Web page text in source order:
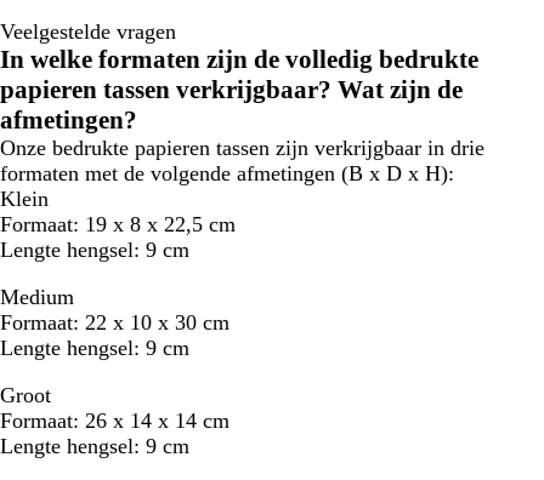
Veelgestelde vragen
In welke formaten zijn de volledig bedrukte
papieren tassen verkrijgbaar? Wat zijn de
afmetingen?
Onze bedrukte papieren tassen zijn verkrijgbaar in drie
formaten met de volgende afmetingen (B x D x H):
Klein
Formaat: 19 x 8 x 22,5 cm
Lengte hengsel: 9 cm
Medium
Formaat: 22 x 10 x 30 cm
Lengte hengsel: 9 cm
Groot
Formaat: 26 x 14 x 14 cm
Lengte hengsel: 9 cm